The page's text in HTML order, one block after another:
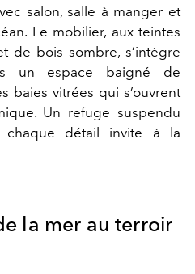
salon, salle à manger et
Le mobilier, aux teintes
de bois sombre, s’intègre
un espace baigné de
baies vitrées qui s’ouvrent
Un refuge suspendu
détail invite à la
la mer au terroir